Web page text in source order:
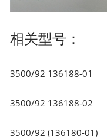
相关型号：
3500/92 136188-01
3500/92 136188-02
3500/92 (136180-01)